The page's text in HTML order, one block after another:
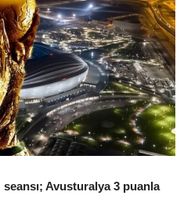
Avusturalya 3 puanla